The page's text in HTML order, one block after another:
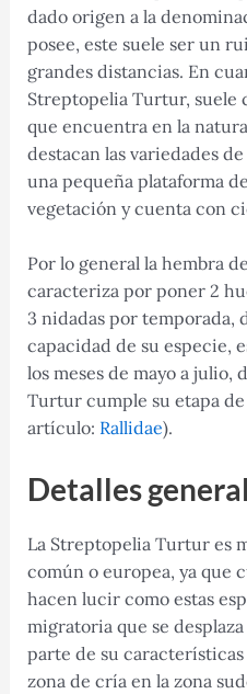
dado origen a la
posee, este suele ser un
grandes distancias. En
Streptopelia Turtur,
que encuentra en la
destacan las variedades
una pequeña plataforma
vegetación y cuenta con
Por lo general la hembra
caracteriza por poner 2
3 nidadas por temporada,
capacidad de su especie,
los meses de mayo a julio,
Turtur cumple su etapa
artículo: Rallidae).
Detalles
La Streptopelia Turtur es
común o europea, ya que
hacen lucir como estas
migratoria que se
parte de su
zona de cría en la zona